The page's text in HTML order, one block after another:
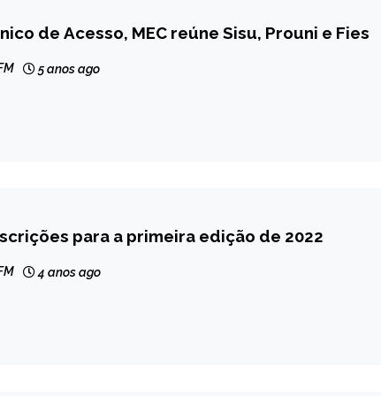
de Acesso, MEC reúne Sisu, Prouni e Fies
5 anos ago
para a primeira edição de 2022
4 anos ago